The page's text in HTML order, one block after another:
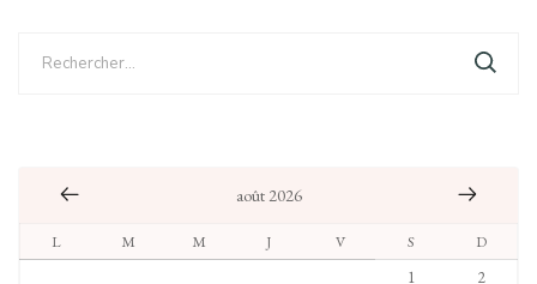
août 2026
L M M J V S
D
1
2